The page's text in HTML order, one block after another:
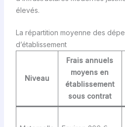
élevés.
La répartition moyenne des
d’établissement
Niveau
Frais annuels
moyens en
établissement
sous contrat